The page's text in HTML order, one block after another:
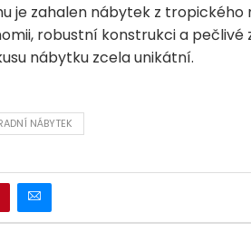
je zahalen nábytek z tropického
robustní konstrukci a pečlivé
nábytku zcela unikátní.
NÁBYTEK